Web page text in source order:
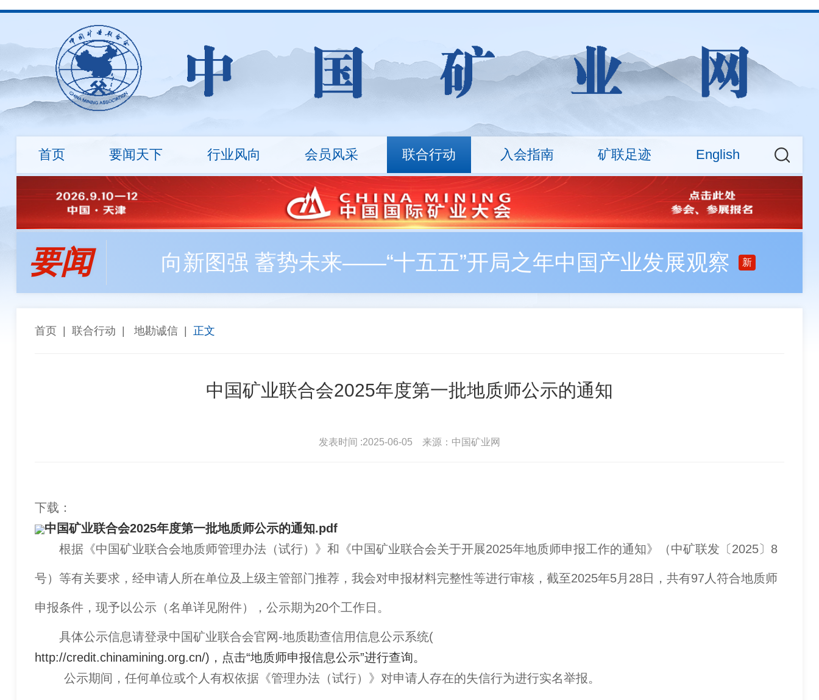
首页 要闻天下 行业风向 会员风采 联合行动 入会指南 矿联足迹 English
会长
程利伟
负责人
程利伟 王永才 王炯辉 王蕾 丛革臣
刘 钦 刘炳宇 邹玮 刘敬锟
李全生 陈长宏 陈景河 苑占永
张斗群 王乐译 唐 社 董建雄 王进平
秘书长
车长波
协会架构
协会简介 协会章程 组织机构 分支机构 联系我们
行业资讯 国际动态 统计数据 行业报告 技术装备
地勘诚信 标准建设 ESG治理 矿业沙龙 万里行 技能竞赛 矿业权交易专场活动
入会流程 会员权益 会费标准
CMA News About
会员资讯
探矿工程所自主研发数字岩心钻机，最大钻进深度达20...
中国矿业大学筹建战略矿产资源学院
希尔威参股企业实现厄瓜多尔金铜矿勘探重大突破 单孔...
会员展示
新入会会员
要闻 向新图强 蓄势未来——“十五五”开局之年中国产业发展观察 新
首页 联合行动 地勘诚信| 正文
中国矿业联合会2025年度第一批地质师公示的通知
发表时间 :2025-06-05 来源：中国矿业网
下载：
中国矿业联合会2025年度第一批地质师公示的通知.pdf
根据《中国矿业联合会地质师管理办法（试行）》和《中国矿业联合会关于开展2025年地质师申报工作的通知》（中矿联发〔2025〕8
号）等有关要求，经申请人所在单位及上级主管部门推荐，我会对申报材料完整性等进行审核，截至2025年5月28日，共有97人符合地质师
申报条件，现予以公示（名单详见附件），公示期为20个工作日。
具体公示信息请登录中国矿业联合会官网-地质勘查信用信息公示系统(
http://credit.chinamining.org.cn/)，点击“地质师申报信息公示”进行查询。
公示期间，任何单位或个人有权依据《管理办法（试行）》对申请人存在的失信行为进行实名举报。